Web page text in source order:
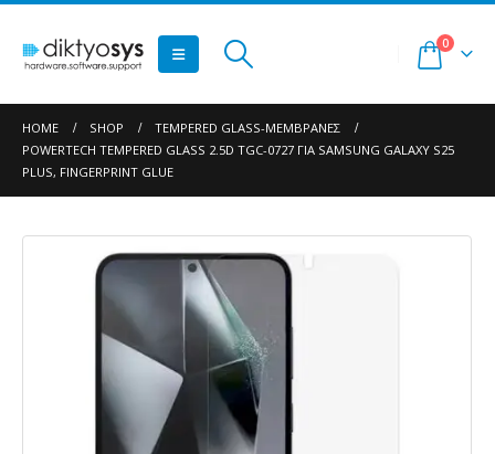
0
HOME SHOP
TEMPERED GLASS-ΜΕΜΒΡΆΝΕΣ
POWERTECH TEMPERED GLASS 2.5D TGC-0727 ΓΙΑ SAMSUNG GALAXY S25
PLUS, FINGERPRINT GLUE